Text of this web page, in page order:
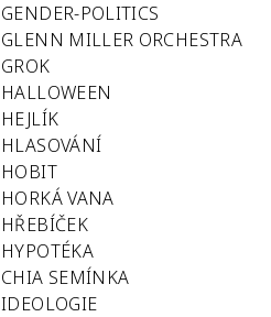
GENDER-POLITICS
GLENN MILLER ORCHESTRA
GROK
HALLOWEEN
HEJLÍK
HLASOVÁNÍ
HOBIT
HORKÁ VANA
HŘEBÍČEK
HYPOTÉKA
CHIA SEMÍNKA
IDEOLOGIE